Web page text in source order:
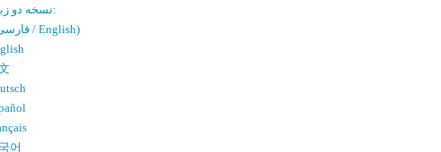
نسخه دو زبانه:
(فارسی / English)
어